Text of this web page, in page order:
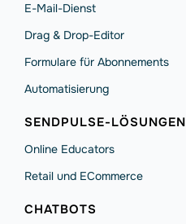
E-Mail-Dienst
Drag & Drop-Editor
Formulare für Abonnements
Automatisierung
SENDPULSE-LÖSUNGEN
Online Educators
Retail und ECommerce
СHATBOTS